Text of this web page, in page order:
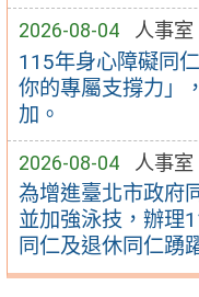
2026-08-04 人事室
115年身心障礙同
你的專屬支撐力」
加。
2026-08-04 人事室
為增進臺北市政府
並加強泳技，辦理
同仁及退休同仁踴